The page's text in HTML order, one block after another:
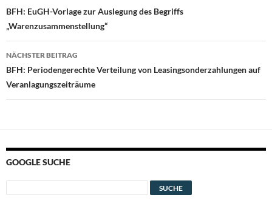
BFH: EuGH-Vorlage zur Auslegung des Begriffs
„Warenzusammenstellung“
NÄCHSTER BEITRAG
BFH: Periodengerechte Verteilung von Leasingsonderzahlungen auf
Veranlagungszeiträume
GOOGLE SUCHE